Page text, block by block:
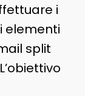
i
elementi
split